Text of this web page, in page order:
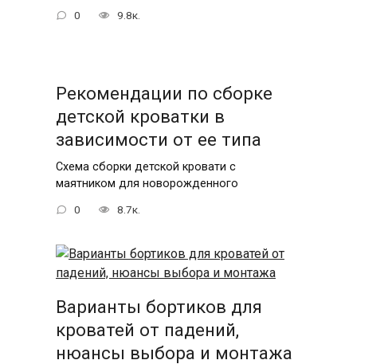
0 9.8к.
Рекомендации по сборке
детской кроватки в
зависимости от ее типа
Схема сборки детской кровати с
маятником для новорожденного
0 8.7к.
Варианты бортиков для
кроватей от падений,
нюансы выбора и монтажа